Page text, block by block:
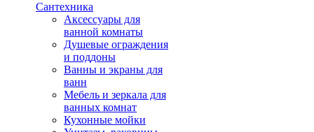
Сантехника
Аксессуары для
ванной комнаты
Душевые ограждения
и поддоны
Ванны и экраны для
ванн
Мебель и зеркала для
ванных комнат
Кухонные мойки